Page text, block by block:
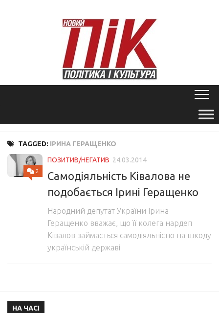
TAGGED: ІРИНА ГЕРАЩЕНКО
2
ПОЗИТИВ/НЕГАТИВ 24.03.2014
Самодіяльність Ківалова не
подобається Ірині Геращенко
Народний депутат України Ірина
Геращенко вважає, що її колега нардеп
Ківалов займається самодіяльністю на шкоду
українській державі
НА ЧАСІ